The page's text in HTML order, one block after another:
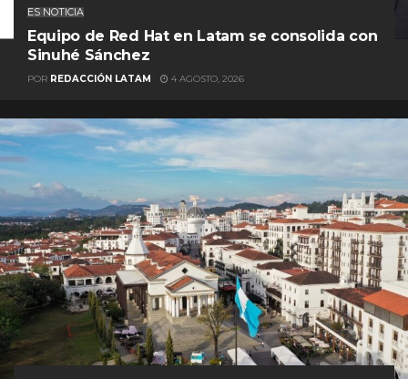
ES NOTICIA
Equipo de Red Hat en Latam se consolida con
Sinuhé Sánchez
POR REDACCIÓN LATAM 4 AGOSTO, 2026